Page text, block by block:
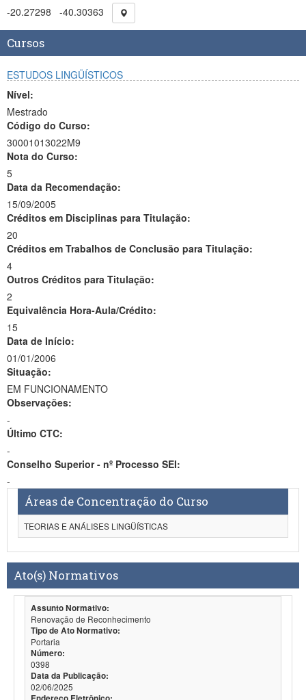
-20.27298
-40.30363
Cursos
ESTUDOS LINGÜÍSTICOS
Nível:
Mestrado
Código do Curso:
30001013022M9
Nota do Curso:
5
Data da Recomendação:
15/09/2005
Créditos em Disciplinas para Titulação:
20
Créditos em Trabalhos de Conclusão para Titulação:
4
Outros Créditos para Titulação:
2
Equivalência Hora-Aula/Crédito:
15
Data de Início:
01/01/2006
Situação:
EM FUNCIONAMENTO
Observações:
-
Último CTC:
-
Conselho Superior - nº Processo SEI:
-
Áreas de Concentração do Curso
TEORIAS E ANÁLISES LINGÜÍSTICAS
Ato(s) Normativos
Assunto Normativo:
Renovação de Reconhecimento
Tipo de Ato Normativo:
Portaria
Número:
0398
Data da Publicação:
02/06/2025